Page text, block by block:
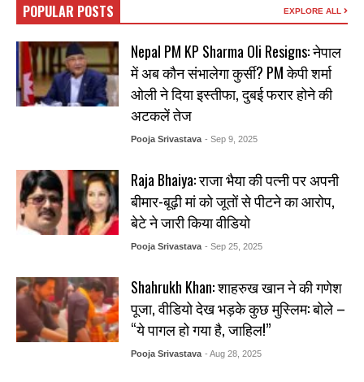
POPULAR POSTS EXPLORE ALL
Nepal PM KP Sharma Oli Resigns: नेपाल
में अब कौन संभालेगा कुर्सी? PM केपी शर्मा
ओली ने दिया इस्तीफा, दुबई फरार होने की
अटकलें तेज
Pooja Srivastava - Sep 9, 2025
Raja Bhaiya: राजा भैया की पत्नी पर अपनी
बीमार-बूढ़ी मां को जूतों से पीटने का आरोप,
बेटे ने जारी किया वीडियो
Pooja Srivastava - Sep 25, 2025
Shahrukh Khan: शाहरुख खान ने की गणेश
पूजा, वीडियो देख भड़के कुछ मुस्लिम: बोले –
“ये पागल हो गया है, जाहिल!”
Pooja Srivastava - Aug 28, 2025